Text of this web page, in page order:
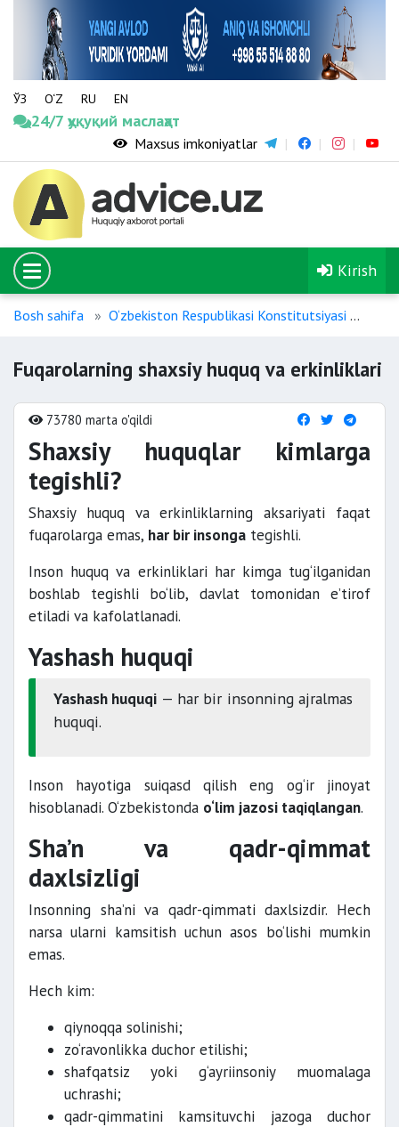
ЎЗ O‘Z RU EN
24/7 ҳуқуқий маслаҳат
Maxsus imkoniyatlar
Kirish
Bosh sahifa O‘zbekiston Respublikasi Konstitutsiyasi
Fuqarolarning shaxsiy huquq va erkinliklari
73780 marta o'qildi
Shaxsiy huquqlar kimlarga
tegishli?
Shaxsiy huquq va erkinliklarning aksariyati faqat
fuqarolarga emas, har bir insonga tegishli.
Inson huquq va erkinliklari har kimga tug‘ilganidan
boshlab tegishli bo‘lib, davlat tomonidan e’tirof
etiladi va kafolatlanadi.
Yashash huquqi
Yashash huquqi — har bir insonning ajralmas
huquqi.
Inson hayotiga suiqasd qilish eng og‘ir jinoyat
hisoblanadi. O‘zbekistonda o‘lim jazosi taqiqlangan.
Sha’n va qadr-qimmat
daxlsizligi
Insonning sha’ni va qadr-qimmati daxlsizdir. Hech
narsa ularni kamsitish uchun asos bo‘lishi mumkin
emas.
Hech kim:
qiynoqqa solinishi;
zo‘ravonlikka duchor etilishi;
shafqatsiz yoki g‘ayriinsoniy muomalaga
uchrashi;
qadr-qimmatini kamsituvchi jazoga duchor